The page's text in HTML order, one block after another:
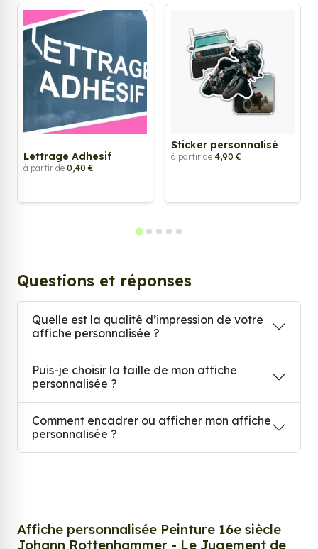
Lettrage Adhesif
à partir de 0,40 €
Sticker personnalisé
à partir de 4,90 €
Questions et réponses
Quelle est la qualité d’impression de votre
affiche personnalisée ?
Puis-je choisir la taille de mon affiche
personnalisée ?
Comment encadrer ou afficher mon affiche
personnalisée ?
Affiche personnalisée Peinture 16e siècle
Johann Rottenhammer - Le Jugement de